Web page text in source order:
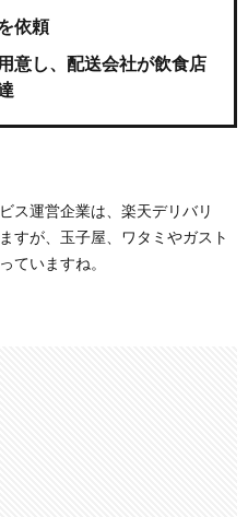
依頼
意し、配送会社が飲食店
ス運営企業は、楽天デリバリ
すが、玉子屋、ワタミやガスト
ていますね。